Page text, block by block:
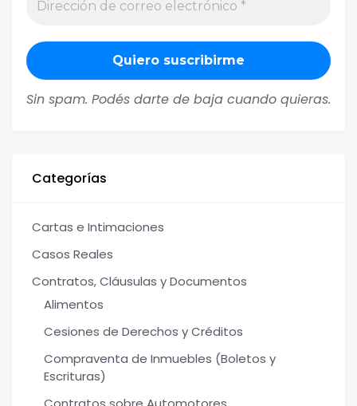
Sin spam. Podés darte de baja cuando quieras.
Categorías
Cartas e Intimaciones
Casos Reales
Contratos, Cláusulas y Documentos
Alimentos
Cesiones de Derechos y Créditos
Compraventa de Inmuebles (Boletos y
Escrituras)